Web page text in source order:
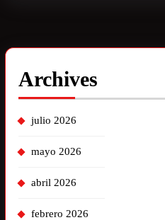
Archives
julio 2026
mayo 2026
abril 2026
febrero 2026